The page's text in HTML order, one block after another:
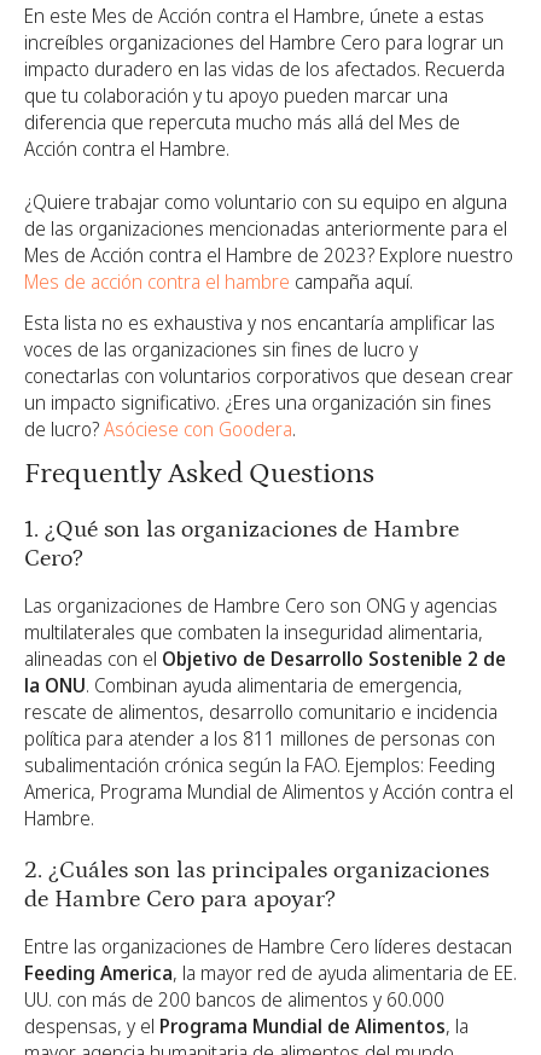
En este Mes de Acción contra el Hambre, únete a estas
increíbles organizaciones del Hambre Cero para lograr un
impacto duradero en las vidas de los afectados. Recuerda
que tu colaboración y tu apoyo pueden marcar una
diferencia que repercuta mucho más allá del Mes de
Acción contra el Hambre.
¿Quiere trabajar como voluntario con su equipo en alguna
de las organizaciones mencionadas anteriormente para el
Mes de Acción contra el Hambre de 2023? Explore nuestro
Mes de acción contra el hambre campaña aquí.
Esta lista no es exhaustiva y nos encantaría amplificar las
voces de las organizaciones sin fines de lucro y
conectarlas con voluntarios corporativos que desean crear
un impacto significativo. ¿Eres una organización sin fines
de lucro?Asóciese con Goodera.
Frequently Asked Questions
1. ¿Qué son las organizaciones de Hambre
Cero?
Las organizaciones de Hambre Cero son ONG y agencias
multilaterales que combaten la inseguridad alimentaria,
alineadas con el Objetivo de Desarrollo Sostenible 2 de
la ONU. Combinan ayuda alimentaria de emergencia,
rescate de alimentos, desarrollo comunitario e incidencia
política para atender a los 811 millones de personas con
subalimentación crónica según la FAO. Ejemplos: Feeding
America, Programa Mundial de Alimentos y Acción contra el
Hambre.
2. ¿Cuáles son las principales organizaciones
de Hambre Cero para apoyar?
Entre las organizaciones de Hambre Cero líderes destacan
Feeding America, la mayor red de ayuda alimentaria de EE.
UU. con más de 200 bancos de alimentos y 60.000
despensas, y el Programa Mundial de Alimentos, la